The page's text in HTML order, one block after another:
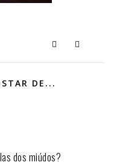
DE...
dos miúdos?